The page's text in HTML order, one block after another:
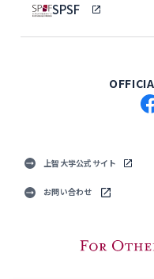
SPSF
上智大学公式サイト
お問い合わせ